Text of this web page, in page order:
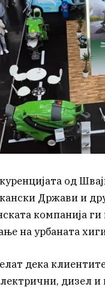
од
Држави и
компанија
на урбаната
дека
дизел